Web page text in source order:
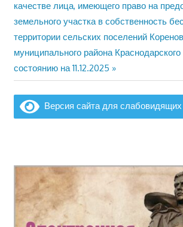
качестве лица, имеющего право на
земельного участка в собственность
территории сельских поселений
муниципального района Краснодарского
состоянию на 11.12.2025
Версия сайта для слабовидящих